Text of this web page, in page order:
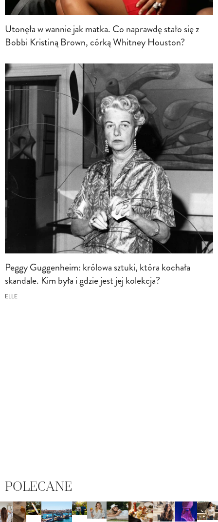
Utonęła w wannie jak matka. Co naprawdę stało się z
Bobbi Kristiną Brown, córką Whitney Houston?
Peggy Guggenheim: królowa sztuki, która kochała
skandale. Kim była i gdzie jest jej kolekcja?
ELLE
POLECANE